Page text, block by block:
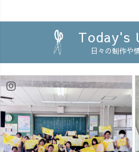
両方ほしい！」 「お出かけ
先に合わせてコーデを選びた
い♪」 そんな夏のお洋服選び
のお悩みに寄り添いなが
ら、 シーンに合わせた着こ
なしをご提案しています。 帰
省には長時間の移動でもラク
に過ごせるコーデ、 水遊び
には動きやすく、気軽に着ら
Today's
日々の制作や